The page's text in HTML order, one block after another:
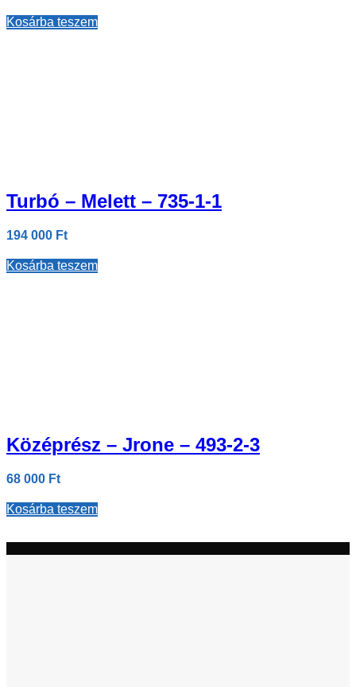
Kosárba teszem
Turbó – Melett – 735-1-1
194 000 Ft
Kosárba teszem
Középrész – Jrone – 493-2-3
68 000 Ft
Kosárba teszem